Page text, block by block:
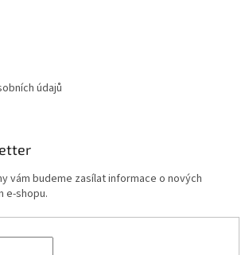
údajů
vám budeme zasílat informace o nových
e-shopu.